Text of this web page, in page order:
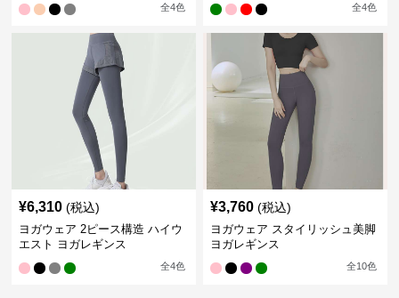
全4色 全4色
¥6,310 (税込)
ヨガウェア 2ピース構造 ハイウ
エスト ヨガレギンス
全4色
¥3,760 (税込)
ヨガウェア スタイリッシュ美脚
ヨガレギンス
全10色